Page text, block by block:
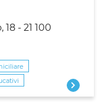
- 21 100